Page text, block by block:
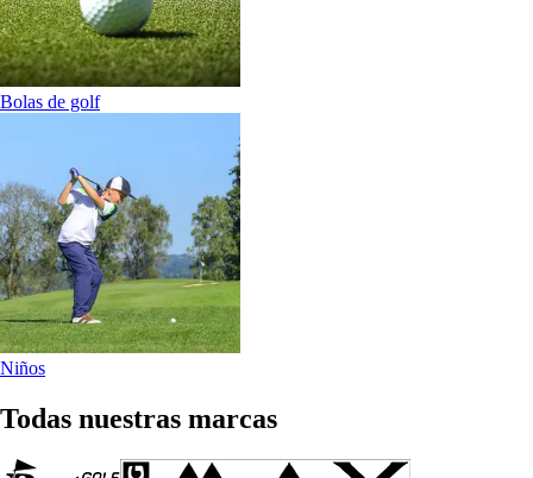
Bolas de golf
Niños
Todas nuestras marcas